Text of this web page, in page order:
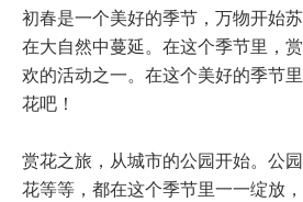
初春是一个美好的季节，万物开始
在大自然中蔓延。在这个季节里，
欢的活动之一。在这个美好的季节
花吧！
赏花之旅，从城市的公园开始。公
花等等，都在这个季节里一一绽放